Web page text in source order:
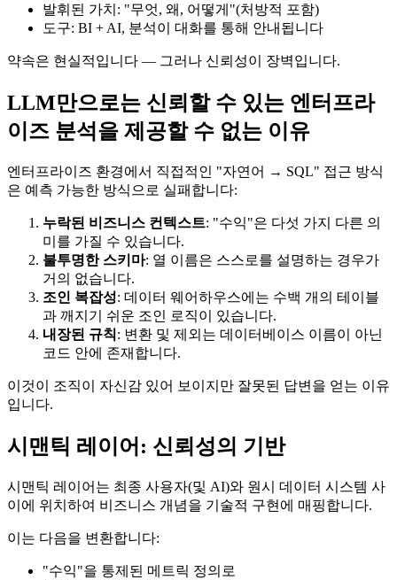
발휘된 가치: "무엇, 왜, 어떻게"(처방적 포함)
도구: BI + AI, 분석이 대화를 통해 안내됩니다
약속은 현실적입니다 — 그러나 신뢰성이 장벽입니다.
LLM만으로는 신뢰할 수 있는 엔터프라
이즈 분석을 제공할 수 없는 이유
엔터프라이즈 환경에서 직접적인 "자연어 → SQL" 접근 방식
은 예측 가능한 방식으로 실패합니다:
누락된 비즈니스 컨텍스트: "수익"은 다섯 가지 다른 의
미를 가질 수 있습니다.
불투명한 스키마: 열 이름은 스스로를 설명하는 경우가
거의 없습니다.
조인 복잡성: 데이터 웨어하우스에는 수백 개의 테이블
과 깨지기 쉬운 조인 로직이 있습니다.
내장된 규칙: 변환 및 제외는 데이터베이스 이름이 아닌
코드 안에 존재합니다.
이것이 조직이 자신감 있어 보이지만 잘못된 답변을 얻는 이유
입니다.
시맨틱 레이어: 신뢰성의 기반
시맨틱 레이어는 최종 사용자(및 AI)와 원시 데이터 시스템 사
이에 위치하여 비즈니스 개념을 기술적 구현에 매핑합니다.
이는 다음을 변환합니다:
"수익"을 통제된 메트릭 정의로